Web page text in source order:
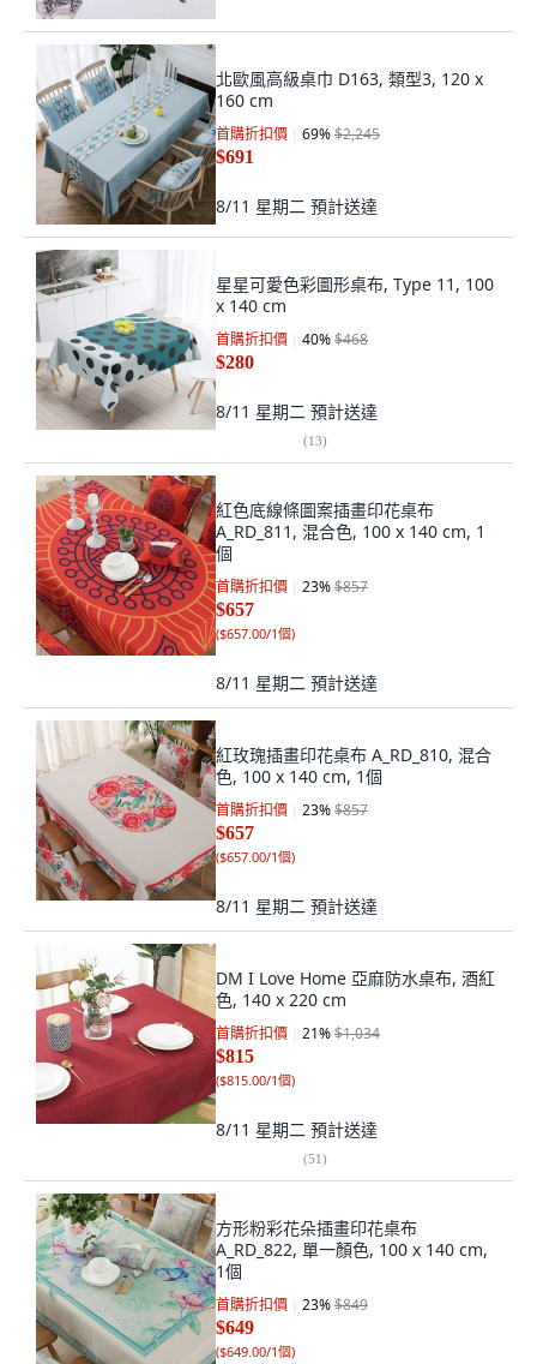
北歐風高級桌巾 D163, 類型3, 120 x
160 cm
首購折扣價 69%$2,245
$691
8/11 星期二 預計送達
星星可愛色彩圖形桌布, Type 11, 100
x 140 cm
首購折扣價 40%$468
$280
8/11 星期二 預計送達
(13)
紅色底線條圖案插畫印花桌布
A_RD_811, 混合色, 100 x 140 cm, 1
個
首購折扣價 23%$857
$657
($657.00/1個)
8/11 星期二 預計送達
紅玫瑰插畫印花桌布 A_RD_810, 混合
色, 100 x 140 cm, 1個
首購折扣價 23%$857
$657
($657.00/1個)
8/11 星期二 預計送達
DM I Love Home 亞麻防水桌布, 酒紅
色, 140 x 220 cm
首購折扣價 21%$1,034
$815
($815.00/1個)
8/11 星期二 預計送達
(51)
方形粉彩花朵插畫印花桌布
A_RD_822, 單一顏色, 100 x 140 cm,
1個
首購折扣價 23%$849
$649
($649.00/1個)